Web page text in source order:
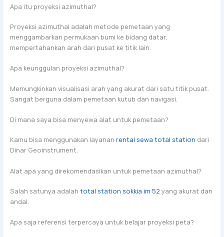
Apa itu proyeksi azimuthal?
Proyeksi azimuthal adalah metode pemetaan yang
menggambarkan permukaan bumi ke bidang datar,
mempertahankan arah dari pusat ke titik lain.
Apa keunggulan proyeksi azimuthal?
Memungkinkan visualisasi arah yang akurat dari satu titik pusat.
Sangat berguna dalam pemetaan kutub dan navigasi.
Di mana saya bisa menyewa alat untuk pemetaan?
Kamu bisa menggunakan layanan rental sewa total station dari
Dinar Geoinstrument.
Alat apa yang direkomendasikan untuk pemetaan azimuthal?
Salah satunya adalah total station sokkia im 52 yang akurat dan
andal.
Apa saja referensi terpercaya untuk belajar proyeksi peta?